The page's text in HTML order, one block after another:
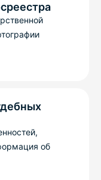
об